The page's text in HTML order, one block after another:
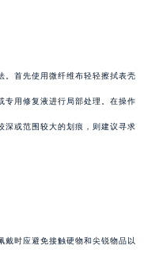
。首先使用微纤维布轻轻擦拭表壳
专用修复液进行局部处理。在操作
深或范围较大的划痕，则建议寻求
戴时应避免接触硬物和尖锐物品以